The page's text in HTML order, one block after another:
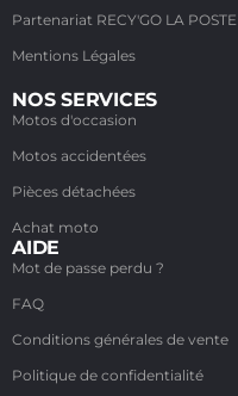
Partenariat RECY'GO LA POSTE
Mentions Légales
NOS SERVICES
Motos d'occasion
Motos accidentées
Pièces détachées
Achat moto
AIDE
Mot de passe perdu ?
FAQ
Conditions générales de vente
Politique de confidentialité